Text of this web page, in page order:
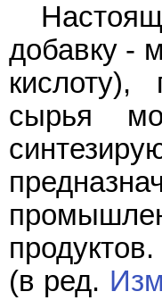
добавку -
кислоту),
сырья
продуктов.
(в ред.